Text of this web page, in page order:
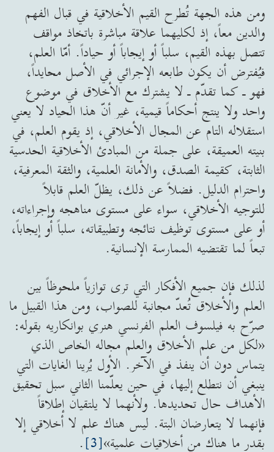
ومن هذه الجهة تُطرح القيم الأخلاقية في قبال الفهم
والدين معاً، إذ لكليهما علاقة مباشرة باتخاذ مواقف
تتصل بهذه القيم، سلباً أو إيجاباً أو حياداً. أمّا العلم،
فيُفترض أن يكون طابعه الإجرائي في الأصل محايداً،
فهو ـ كما تقدّم ـ لا يشترك مع الأخلاق في موضوع
واحد ولا ينتج أحكاماً قيمية، غير أنّ هذا الحياد لا يعني
استقلاله التام عن المجال الأخلاقي، إذ يقوم العلم، في
بنيته العميقة، على جملة من المبادئ الأخلاقية الحدسية
الثابتة، كقيمة الصدق، والأمانة العلمية، والثقة المعرفية،
واحترام الدليل. فضلاً عن ذلك، يظلّ العلم قابلاً
للتوجيه الأخلاقي، سواء على مستوى مناهجه وإجراءاته،
أو على مستوى توظيف نتائجه وتطبيقاته، سلباً أو إيجاباً،
تبعاً لما تقتضيه الممارسة الإنسانية.
لذلك فإن جميع الأفكار التي ترى توازياً ملحوظاً بين
العلم والأخلاق تُعدّ مجانبة للصواب، ومن هذا القبيل ما
صرّح به فيلسوف العلم الفرنسي هنري بوانكاريه بقوله:
«لكل من علم الأخلاق والعلم مجاله الخاص الذي
يتماس دون أن ينفذ في الآخر. الأول يُرينا الغايات التي
ينبغي أن نتطلع إليها، في حين يعلّمنا الثاني سبل تحقيق
الأهداف حال تحديدها. ولأنهما لا يلتقيان إطلاقاً
فإنهما لا يتعارضان البتة. ليس هناك علم لا أخلاقي إلا
بقدر ما هناك من أخلاقيات علمية»[3]
.